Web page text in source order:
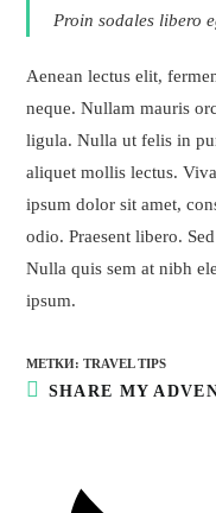
Proin sodales libero
Aenean lectus elit,
neque. Nullam mauris
ligula. Nulla ut felis in
aliquet mollis lectus.
ipsum dolor sit amet,
odio. Praesent libero.
Nulla quis sem at nibh
ipsum.
МЕТКИ:TRAVEL TIPS
SHARE MY
новом